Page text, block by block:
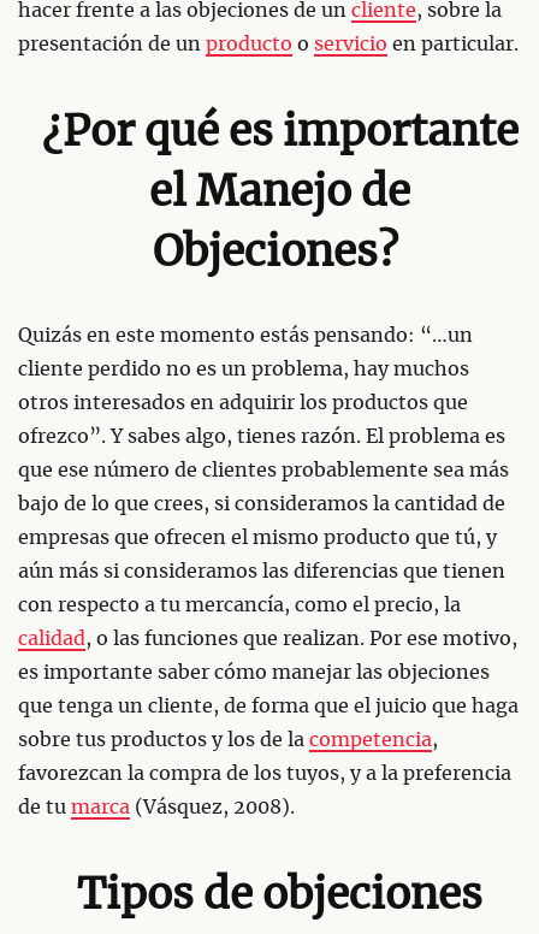
hacer frente a las objeciones de un cliente, sobre la
presentación de un producto o servicio en particular.
¿Por qué es importante
el Manejo de
Objeciones?
Quizás en este momento estás pensando: “…un
cliente perdido no es un problema, hay muchos
otros interesados en adquirir los productos que
ofrezco”. Y sabes algo, tienes razón. El problema es
que ese número de clientes probablemente sea más
bajo de lo que crees, si consideramos la cantidad de
empresas que ofrecen el mismo producto que tú, y
aún más si consideramos las diferencias que tienen
con respecto a tu mercancía, como el precio, la
calidad , o las funciones que realizan. Por ese motivo,
es importante saber cómo manejar las objeciones
que tenga un cliente, de forma que el juicio que haga
sobre tus productos y los de la competencia,
favorezcan la compra de los tuyos, y a la preferencia
de tu marca (Vásquez, 2008).
Tipos de objeciones